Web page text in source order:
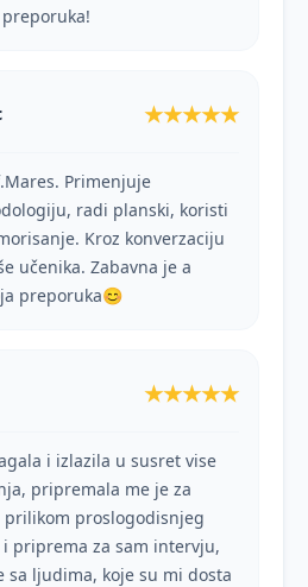
★★★★★
Primenjuje
radi planski, koristi
Kroz konverzaciju
učenika. Zabavna je a
preporuka😊
★★★★★
i izlazila u susret vise
pripremala me je za
proslogodisnjeg
priprema za sam intervju,
sa ljudima, koje su mi dosta